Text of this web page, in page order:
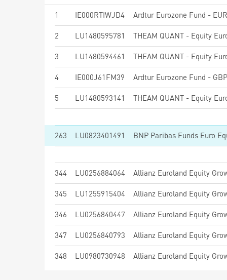
1
IE000RTIWJD4 Ardtur Eurozone Fund -
2 LU1480595781
3 LU1480594461
4 IE000J61FM39 Ardtur Eurozone Fund -
5 LU1480593141
263 LU0823401491
344 LU0256884064 Allianz Euroland Equity
345 LU1255915404 Allianz Euroland Equity
346 LU0256840447 Allianz Euroland Equity
347 LU0256840793 Allianz Euroland Equity
348 LU0980730948 Allianz Euroland Equity